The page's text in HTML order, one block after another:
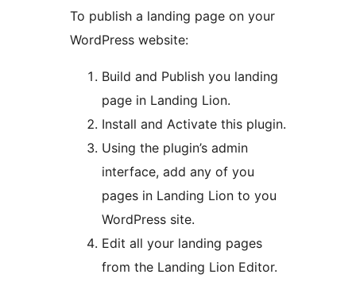
To publish a landing page on your
WordPress website:
Build and Publish you landing
page in Landing Lion.
Install and Activate this plugin.
Using the plugin’s admin
interface, add any of you
pages in Landing Lion to you
WordPress site.
Edit all your landing pages
from the Landing Lion Editor.